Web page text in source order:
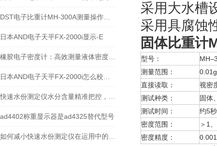
日本AND电子天平FX-2000i显示-E
ad4402称重显示器是ad4325替代型号
采用大水槽
采用具腐蚀
固体比重计
型号：
测量范围：
直接读取：
视密
测试种类：
固体
测试时间：
约5秒
密度范围：
＞1
密度精度：